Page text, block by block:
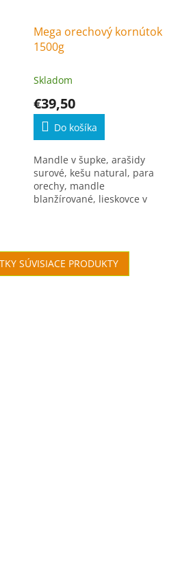
Mega orechový kornútok
1500g
Skladom
€39,50
Do košíka
Mandle v šupke, arašidy
surové, kešu natural, para
orechy, mandle
blanžírované, lieskovce v
SÚVISIACE PRODUKTY